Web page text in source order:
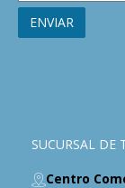
SUCURSAL DE
Centro